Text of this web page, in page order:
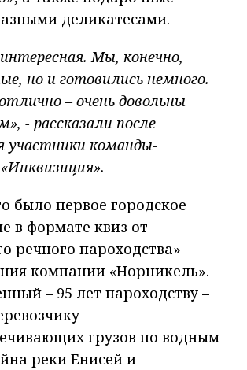
деликатесами.
Мы, конечно,
но и готовились немного.
– очень довольны
- рассказали после
участники команды-
было первое городское
в формате квиз от
речного пароходства»
компании «Норникель».
– 95 лет пароходству –
грузов по водным
реки Енисей и